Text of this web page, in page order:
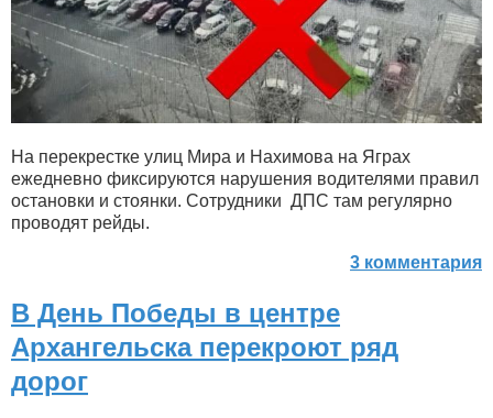
На перекрестке улиц Мира и Нахимова на Яграх
ежедневно фиксируются нарушения водителями правил
остановки и стоянки. Сотрудники ДПС там регулярно
проводят рейды.
3 комментария
В День Победы в центре
Архангельска перекроют ряд
дорог